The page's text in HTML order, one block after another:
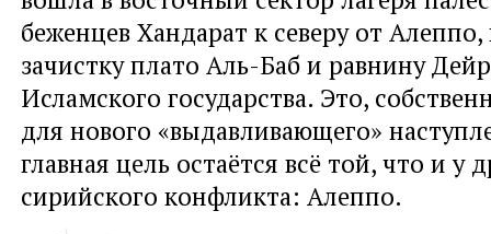
беженцев Хандарат к северу от
зачистку плато Аль-Баб и равнину
Исламского государства. Это,
для нового «выдавливающего»
главная цель остаётся всё той, что и у
сирийского конфликта: Алеппо.